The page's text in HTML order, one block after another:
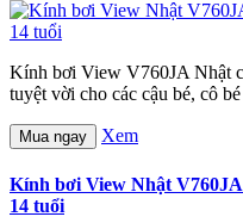
Kính bơi View V760JA Nhật
tuyệt vời cho các cậu bé, cô
Mua ngay Xem
Kính bơi View Nhật
14 tuổi